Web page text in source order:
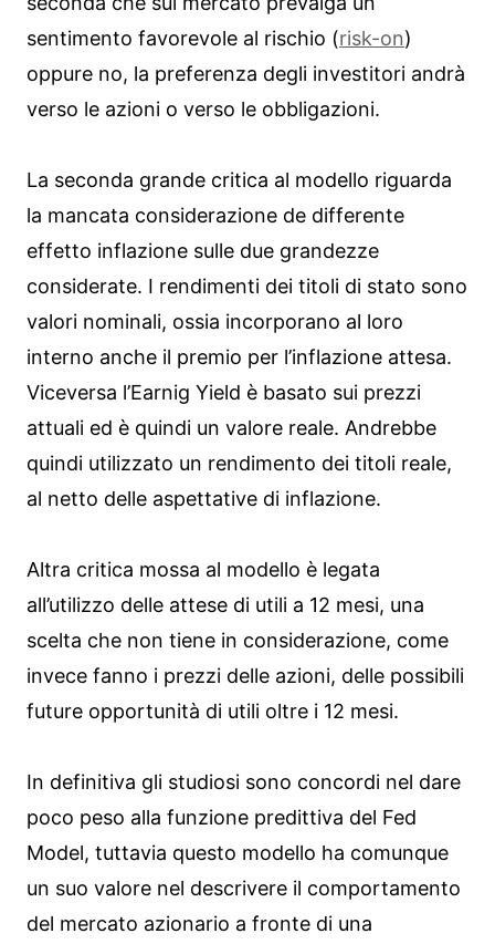
sentimento favorevole al rischio (risk-on)
oppure no, la preferenza degli investitori andrà
verso le azioni o verso le obbligazioni.
La seconda grande critica al modello riguarda
la mancata considerazione de differente
effetto inflazione sulle due grandezze
considerate. I rendimenti dei titoli di stato sono
valori nominali, ossia incorporano al loro
interno anche il premio per l’inflazione attesa.
Viceversa l’Earnig Yield è basato sui prezzi
attuali ed è quindi un valore reale. Andrebbe
quindi utilizzato un rendimento dei titoli reale,
al netto delle aspettative di inflazione.
Altra critica mossa al modello è legata
all’utilizzo delle attese di utili a 12 mesi, una
scelta che non tiene in considerazione, come
invece fanno i prezzi delle azioni, delle possibili
future opportunità di utili oltre i 12 mesi.
In definitiva gli studiosi sono concordi nel dare
poco peso alla funzione predittiva del Fed
Model, tuttavia questo modello ha comunque
un suo valore nel descrivere il comportamento
del mercato azionario a fronte di una